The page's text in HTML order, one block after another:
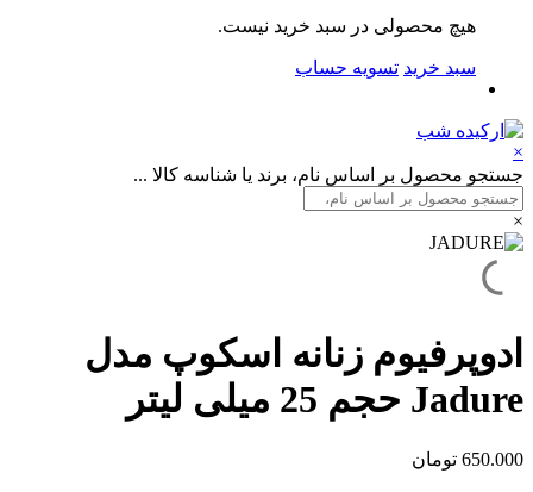
هیچ محصولی در سبد خرید نیست.
سبد خرید تسویه حساب
×
جستجو محصول بر اساس نام، برند یا شناسه کالا ...
×
ادوپرفیوم زنانه اسکوپ مدل
Jadure حجم 25 میلی لیتر
650.000 تومان